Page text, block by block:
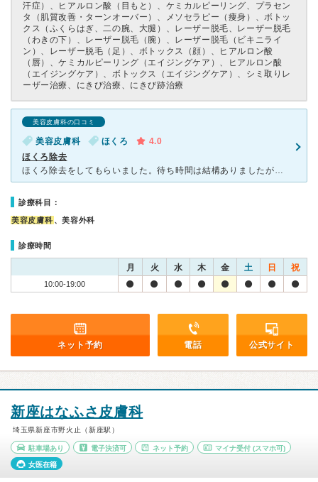
汗症）、ヒアルロン酸（目もと）、ケミカルピーリング、プラセン
タ（肌質改善・ターンオーバー）、メソセラピー（痩身）、ボトッ
クス（ふくらはぎ、二の腕、大腿）、レーザー脱毛、レーザー脱毛
（わきの下）、レーザー脱毛（腕）、レーザー脱毛（ビキニライ
ン）、レーザー脱毛（足）、ボトックス（顔）、ヒアルロン酸
（唇）、ケミカルピーリング（エイジングケア）、ヒアルロン酸
（エイジングケア）、ボトックス（エイジングケア）、シミ取りレ
ーザー治療、にきび治療、にきび跡治療
美容皮膚科の口コミ
美容皮膚科 ほくろ
4.0
ほくろ除去
ほくろ除去をしてもらいました。待ち時間は結構ありましたが、説明は丁寧でした。ほくろの大きさにもよりますが、大きいとかなり金額がかかるようです。 1ヶ所の予定でしたが、2ヶ所にして割引してもらいました
診療科目：
美容皮膚科 、美容外科
診療時間
月 火 水 木 金 土 日 祝
10:00-19:00
ネット予約 電話 公式サイト
新座はなふさ皮膚科
埼玉県新座市野火止（新座駅）
駐車場あり 電子決済可 ネット予約 マイナ受付 (スマホ可)
女医在籍